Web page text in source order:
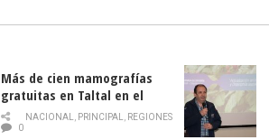
Más de cien mamografías
gratuitas en Taltal en el
mes de la prevención del
cáncer de mama
NACIONAL, PRINCIPAL, REGIONES
0